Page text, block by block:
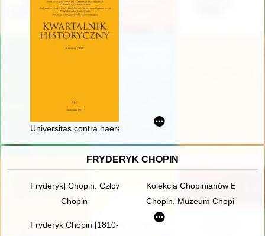
Universitas contra haeresim, działalność antyheretycka
FRYDERYK CHOPIN
Fryderyk] Chopin. Człowiek, dzieło, rezonans
Kolekcja Chopinianów
Chopin
Chopin. Muzeum Chopina.
Fryderyk Chopin [1810-1849]